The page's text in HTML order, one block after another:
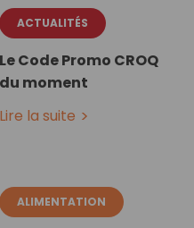
ACTUALITÉS
Le Code Promo CROQ
du moment
Lire la suite
ALIMENTATION